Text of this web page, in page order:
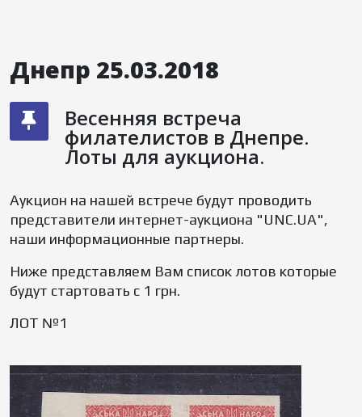
Днепр 25.03.2018
Весенняя встреча
филателистов в Днепре.
Лоты для аукциона.
Аукцион на нашей встрече будут проводить
представители интернет-аукциона "UNC.UA",
наши информационные партнеры.
Ниже представляем Вам список лотов которые
будут стартовать с 1 грн.
ЛОТ №1